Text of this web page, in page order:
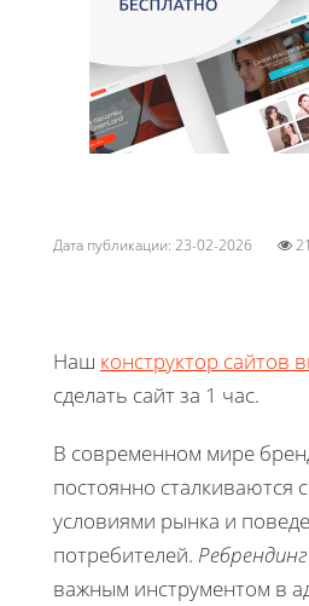
Дата публикации: 23-02-2026
Наш конструктор сайтов
сделать сайт за 1 час.
В современном мире
постоянно
условиями рынка и
потребителей. Ребрендинг
важным инструментом в